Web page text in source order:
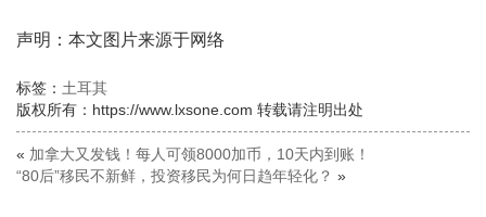
声明：本文图片来源于网络
标签： 土耳其
版权所有：https://www.lxsone.com 转载请注明出处
« 加拿大又发钱！每人可领8000加币，10天内到账！
“80后”移民不新鲜，投资移民为何日趋年轻化？ »